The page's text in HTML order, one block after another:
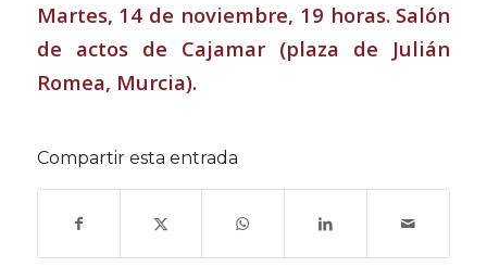
Martes, 14 de noviembre, 19 horas. Salón
de actos de Cajamar (plaza de Julián
Romea, Murcia).
Compartir esta entrada